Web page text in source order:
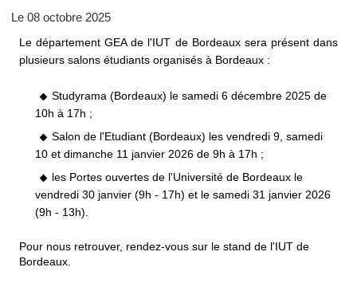
Le 08 octobre 2025
Le département GEA de l'IUT de Bordeaux sera présent dans
plusieurs salons étudiants organisés à Bordeaux :
Studyrama (Bordeaux) le samedi 6 décembre 2025 de
10h à 17h ;
Salon de l'Etudiant (Bordeaux) les vendredi 9, samedi
10 et dimanche 11 janvier 2026 de 9h à 17h ;
les Portes ouvertes de l'Université de Bordeaux le
vendredi 30 janvier (9h - 17h) et le samedi 31 janvier 2026
(9h - 13h).
Pour nous retrouver, rendez-vous sur le stand de l'IUT de
Bordeaux.